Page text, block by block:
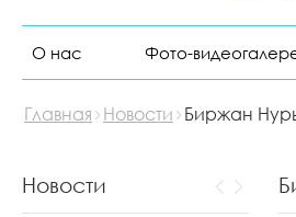
О нас Фото-
Главная Новости Биржан
Новости
конфедерации труда
1 февраля 2019
«Казахстанские профсоюзные
председатель ФПРК Бақытжан
Әбдірайым